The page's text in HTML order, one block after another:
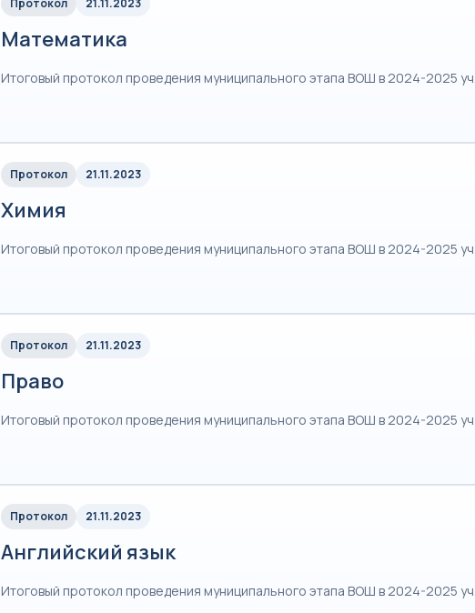
Протокол 21.11.2023
Математика
Итоговый протокол проведения муниципального этапа ВОШ в 2024-2025
Протокол 21.11.2023
Химия
Итоговый протокол проведения муниципального этапа ВОШ в 2024-2025
Протокол 21.11.2023
Право
Итоговый протокол проведения муниципального этапа ВОШ в 2024-2025
Протокол 21.11.2023
Английский язык
Итоговый протокол проведения муниципального этапа ВОШ в 2024-2025